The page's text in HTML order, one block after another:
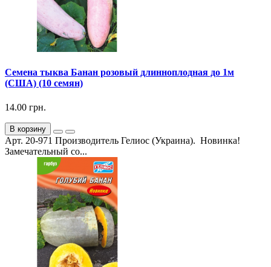
Семена тыква Банан розовый длинноплодная до 1м
(США) (10 семян)
14.00 грн.
В корзину
Арт. 20-971 Производитель Гелиос (Украина). Новинка!
Замечательный со...